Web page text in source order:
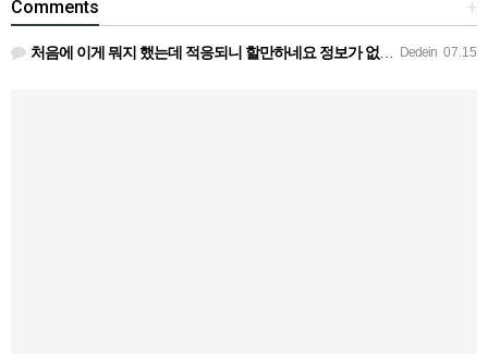
+
Comments
Dedein 07.15
처음에 이게 뭐지 했는데 적응되니 할만하네요 정보가 없긴하지만 게밍 안에 게시판 에서 하나씩 찾아보면은 그래…